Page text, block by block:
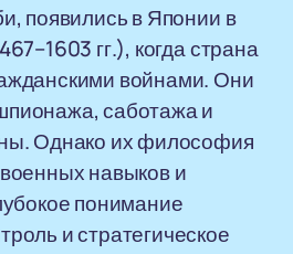
появились в Японии в
гг.), когда страна
войнами. Они
саботажа и
Однако их философия
навыков и
понимание
и стратегическое